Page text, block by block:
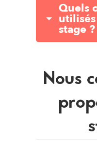
Quels
stage ?
Nous